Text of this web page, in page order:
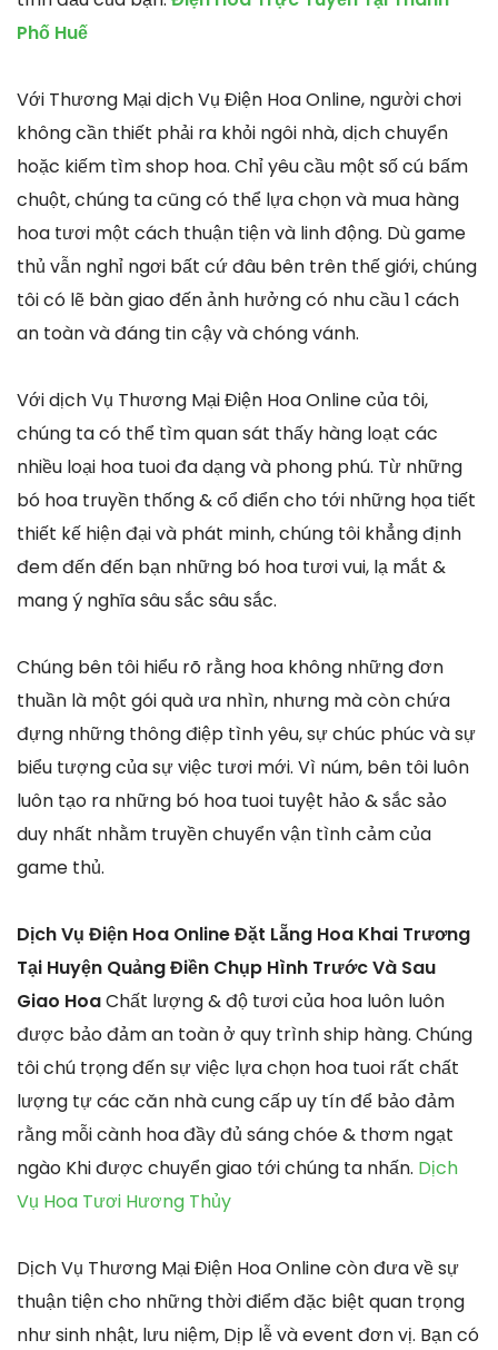
Phố Huế
Với Thương Mại dịch Vụ Điện Hoa Online, người chơi
không cần thiết phải ra khỏi ngôi nhà, dịch chuyển
hoặc kiếm tìm shop hoa. Chỉ yêu cầu một số cú bấm
chuột, chúng ta cũng có thể lựa chọn và mua hàng
hoa tươi một cách thuận tiện và linh động. Dù game
thủ vẫn nghỉ ngơi bất cứ đâu bên trên thế giới, chúng
tôi có lẽ bàn giao đến ảnh hưởng có nhu cầu 1 cách
an toàn và đáng tin cậy và chóng vánh.
Với dịch Vụ Thương Mại Điện Hoa Online của tôi,
chúng ta có thể tìm quan sát thấy hàng loạt các
nhiều loại hoa tuoi đa dạng và phong phú. Từ những
bó hoa truyền thống & cổ điển cho tới những họa tiết
thiết kế hiện đại và phát minh, chúng tôi khẳng định
đem đến đến bạn những bó hoa tươi vui, lạ mắt &
mang ý nghĩa sâu sắc sâu sắc.
Chúng bên tôi hiểu rõ rằng hoa không những đơn
thuần là một gói quà ưa nhìn, nhưng mà còn chứa
đựng những thông điệp tình yêu, sự chúc phúc và sự
biểu tượng của sự việc tươi mới. Vì núm, bên tôi luôn
luôn tạo ra những bó hoa tuoi tuyệt hảo & sắc sảo
duy nhất nhằm truyền chuyển vận tình cảm của
game thủ.
Dịch Vụ Điện Hoa Online Đặt Lẵng Hoa Khai Trương
Tại Huyện Quảng Điền Chụp Hình Trước Và Sau
Giao HoaChất lượng & độ tươi của hoa luôn luôn
được bảo đảm an toàn ở quy trình ship hàng. Chúng
tôi chú trọng đến sự việc lựa chọn hoa tuoi rất chất
lượng tự các căn nhà cung cấp uy tín để bảo đảm
rằng mỗi cành hoa đầy đủ sáng chóe & thơm ngạt
ngào Khi được chuyển giao tới chúng ta nhấn. Dịch
Vụ Hoa Tươi Hương Thủy
Dịch Vụ Thương Mại Điện Hoa Online còn đưa về sự
thuận tiện cho những thời điểm đặc biệt quan trọng
như sinh nhật, lưu niệm, Dịp lễ và event đơn vị. Bạn có